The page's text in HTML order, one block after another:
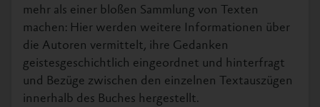
mehr als einer bloßen Sammlung von Texten
machen: Hier werden weitere Informationen über
die Autoren vermittelt, ihre Gedanken
geistesgeschichtlich eingeordnet und hinterfragt
und Bezüge zwischen den einzelnen Textauszügen
innerhalb des Buches hergestellt.